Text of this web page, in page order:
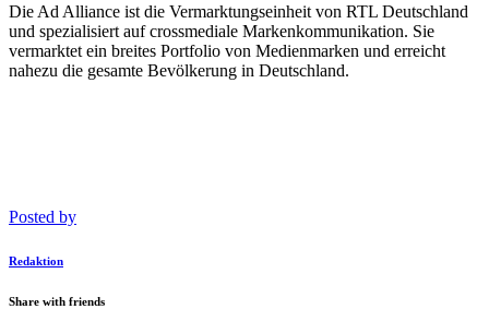
Die Ad Alliance ist die Vermarktungseinheit von RTL Deutschland
und spezialisiert auf crossmediale Markenkommunikation. Sie
vermarktet ein breites Portfolio von Medienmarken und erreicht
nahezu die gesamte Bevölkerung in Deutschland.
Posted by
Redaktion
Share with friends